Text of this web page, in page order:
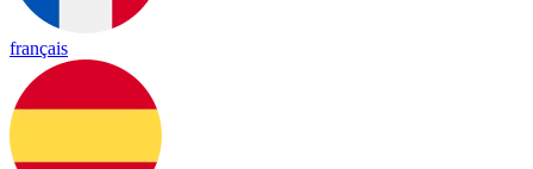
français